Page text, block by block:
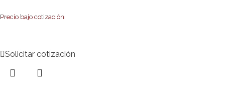
Precio bajo cotización
Solicitar cotización